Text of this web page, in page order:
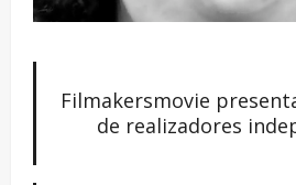
Filmakersmovie
de realizadores